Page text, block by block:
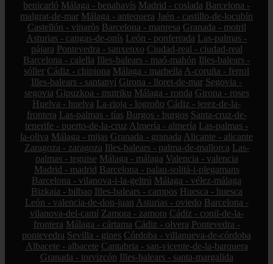
benicarló Málaga - benahavís Madrid - coslada Barcelona -
malgrat-de-mar Málaga - antequera Jaén - castillo-de-locubín
Castellón - vinaròs Barcelona - manresa Granada - motril
Asturias - cangas-de-onís León - ponferrada Las-palmas -
pájara Pontevedra - sanxenxo Ciudad-real - ciudad-real
Barcelona - calella Illes-balears - maó-mahón Illes-balears -
sóller Cádiz - chipiona Málaga - marbella A-coruña - ferrol
Illes-balears - santanyí Girona - lloret-de-mar Segovia -
segovia Gipuzkoa - mutriku Málaga - ronda Girona - roses
Huelva - huelva La-rioja - logroño Cádiz - jerez-de-la-
frontera Las-palmas - tías Burgos - burgos Santa-cruz-de-
tenerife - puerto-de-la-cruz Almería - almería Las-palmas -
la-oliva Málaga - mijas Granada - granada Alicante - alicante
Zaragoza - zaragoza Illes-balears - palma-de-mallorca Las-
palmas - teguise Málaga - málaga Valencia - valencia
Madrid - madrid Barcelona - palau-solità-i-plegamans
Barcelona - vilanova-i-la-geltrú Málaga - vélez-málaga
Bizkaia - bilbao Illes-balears - campos Huesca - huesca
León - valencia-de-don-juan Asturias - oviedo Barcelona -
vilanova-del-camí Zamora - zamora Cádiz - conil-de-la-
frontera Málaga - cártama Cádiz - olvera Pontevedra -
pontevedra Sevilla - gines Córdoba - villanueva-de-córdoba
Albacete - albacete Cantabria - san-vicente-de-la-barquera
Granada - torvizcón Illes-balears - santa-margalida